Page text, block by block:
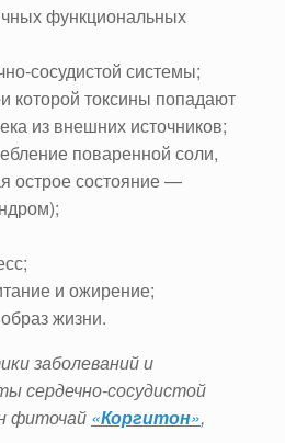
функциональных
сосудистой системы;
которой токсины попадают
из внешних источников;
поваренной соли,
острое состояние —
и ожирение;
жизни.
заболеваний и
сердечно-сосудистой
фиточай «Коргитон»,